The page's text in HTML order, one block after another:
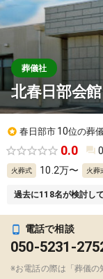
葬儀社
北春日部会
春日部市 10位の葬
0.0 0
火葬式 10.2万〜 火葬
過去に118名が検討し
電話で相談
050-5231-
※お電話の際は「葬儀の